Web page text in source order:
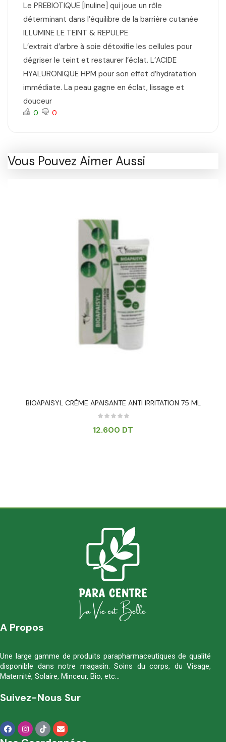
Le PREBIOTIQUE [Inuline] qui joue un rôle
déterminant dans l’équilibre de la barrière cutanée
ILLUMINE LE TEINT & REPULPE
L’extrait d’arbre à soie détoxifie les cellules pour
dégriser le teint et restaurer l’éclat. L’ACIDE
HYALURONIQUE HPM pour son effet d’hydratation
immédiate. La peau gagne en éclat, lissage et
douceur
0 0
Vous Pouvez Aimer Aussi
BIOAPAISYL CRÈME APAISANTE ANTI IRRITATION 75 ML
12.600 DT
A Propos
Une large gamme de produits parapharmaceutiques de qualité
disponible dans notre magasin. Soins du corps, du Visage,
Maternité, Solaire, Minceur, Bio, etc…
Suivez-Nous Sur